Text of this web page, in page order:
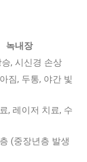
녹내장
, 시신경 손상
짐, 두통, 야간 빛
, 레이저 치료, 수
(중장년층 발생